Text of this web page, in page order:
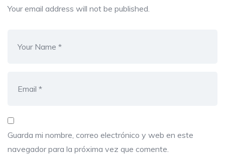
Your email address will not be published.
Guarda mi nombre, correo electrónico y web en este
navegador para la próxima vez que comente.